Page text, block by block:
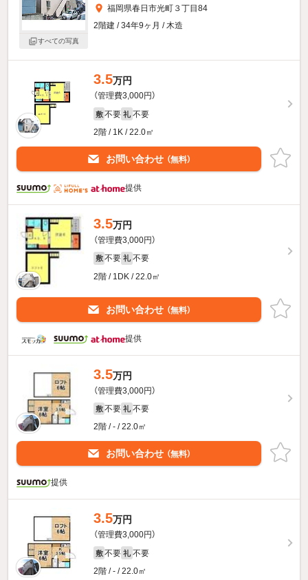
すべての写真
福岡県春日市光町３丁目84
2階建 / 34年9ヶ月 / 木造
3.5万円
（管理費3,000円）
敷 不要 礼 不要
2階 / 1K / 22.0㎡
お問い合わせ （無料）
提供
3.5万円
（管理費3,000円）
敷 不要 礼 不要
2階 / 1DK / 22.0㎡
お問い合わせ （無料）
提供
3.5万円
（管理費3,000円）
敷 不要 礼 不要
2階 / - / 22.0㎡
お問い合わせ （無料）
提供
3.5万円
（管理費3,000円）
敷 不要 礼 不要
2階 / - / 22.0㎡